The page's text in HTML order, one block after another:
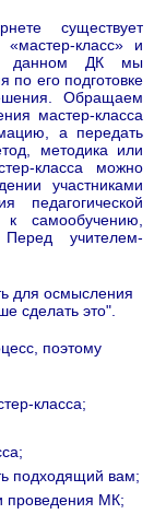
существует
«мастер-класс» и
данном ДК мы
по его подготовке
Обращаем
мастер-класса
а передать
методика или
класса можно
участниками
педагогической
самообучению,
Перед учителем-
для осмысления
сделать это".
поэтому
класса;
подходящий вам;
проведения МК;